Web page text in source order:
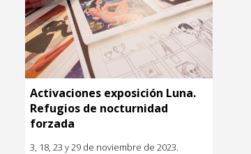
Activaciones exposición Luna.
Refugios de nocturnidad
forzada
3, 18, 23 y 29 de noviembre de 2023.